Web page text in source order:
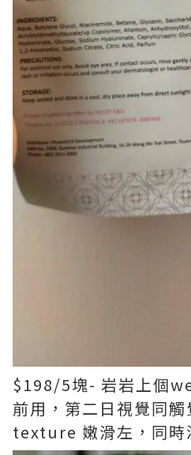
$198/5塊- 岩岩上個
前用，第二日視覺同
texture 嫩滑左，同時